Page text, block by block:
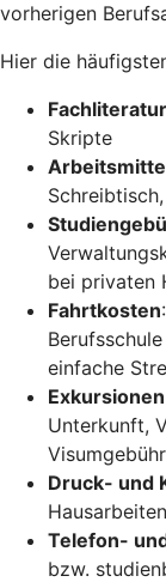
vorherigen
Hier die
Fachliteratur
Skripte
bei privaten
Fahrtkosten
einfache
Unterkunft,
Druck- und
Telefon-
bzw.